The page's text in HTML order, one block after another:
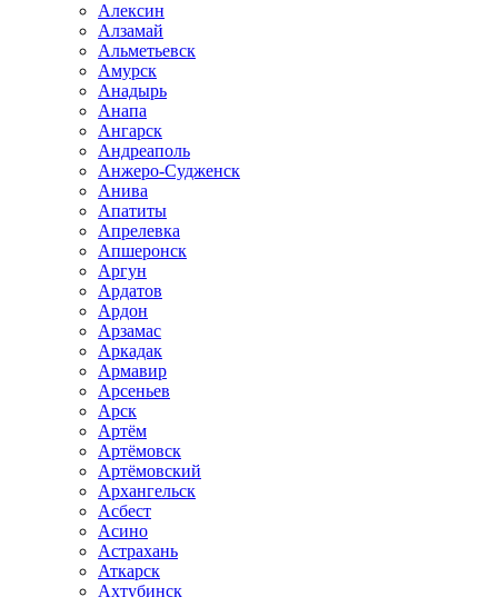
Алексин
Алзамай
Альметьевск
Амурск
Анадырь
Анапа
Ангарск
Андреаполь
Анжеро-Судженск
Анива
Апатиты
Апрелевка
Апшеронск
Аргун
Ардатов
Ардон
Арзамас
Аркадак
Армавир
Арсеньев
Арск
Артём
Артёмовск
Артёмовский
Архангельск
Асбест
Асино
Астрахань
Аткарск
Ахтубинск